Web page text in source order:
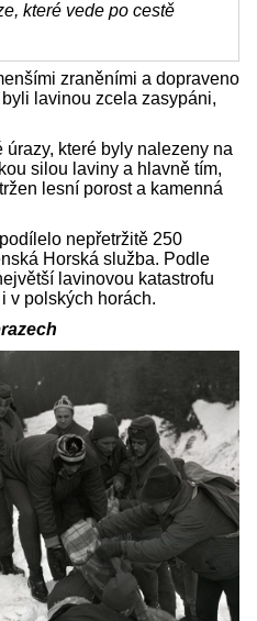
které vede po cestě
zraněními a dopraveno
lavinou zcela zasypáni,
které byly nalezeny na
silou laviny a hlavně tím,
lesní porost a kamenná
nepřetržitě 250
Horská služba. Podle
lavinovou katastrofu
v polských horách.